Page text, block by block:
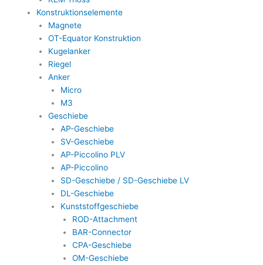
Konstruktionselemente
Magnete
OT-Equator Konstruktion
Kugelanker
Riegel
Anker
Micro
M3
Geschiebe
AP-Geschiebe
SV-Geschiebe
AP-Piccolino PLV
AP-Piccolino
SD-Geschiebe / SD-Geschiebe LV
DL-Geschiebe
Kunststoffgeschiebe
ROD-Attachment
BAR-Connector
CPA-Geschiebe
OM-Geschiebe